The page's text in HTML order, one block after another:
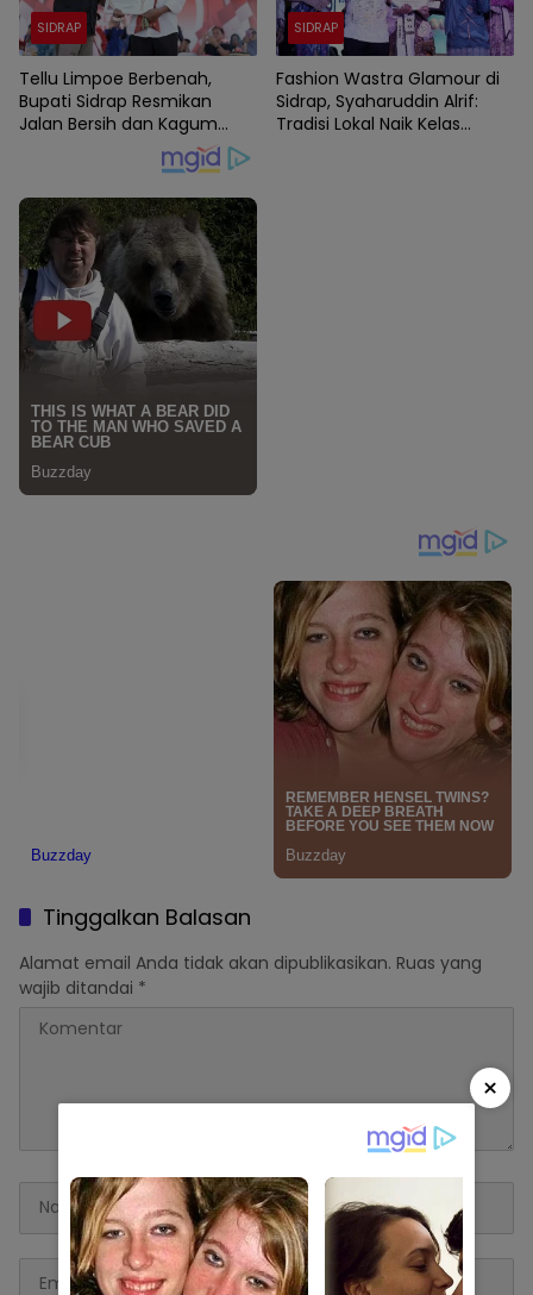
SIDRAP
Tellu Limpoe Berbenah,
Bupati Sidrap Resmikan
Jalan Bersih dan Kagum
SIDRAP
Fashion Wastra Glamour di
Sidrap, Syaharuddin Alrif:
Tradisi Lokal Naik Kelas
Tinggalkan Balasan
Alamat email Anda tidak akan dipublikasikan. Ruas yang
wajib ditandai *
×